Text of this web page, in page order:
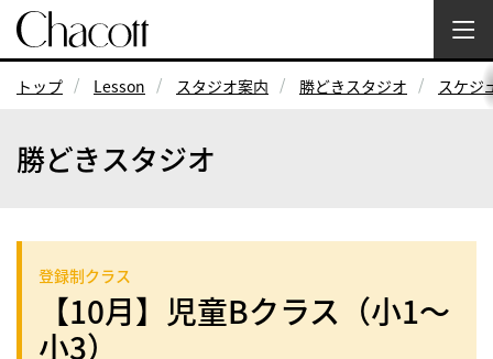
トップ Lesson スタジオ案内 勝どきスタジオ スケジ
勝どきスタジオ
登録制クラス
【10月】児童Bクラス（小1～
小3）